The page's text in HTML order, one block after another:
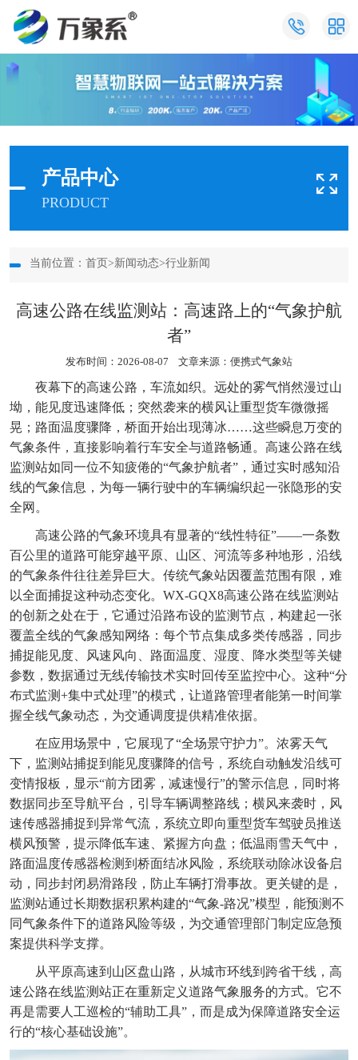
产品中心
PRODUCT
当前位置： 首页 >新闻动态>行业新闻
高速公路在线监测站：高速路上的“气象护航
者”
发布时间：2026-08-07 文章来源： 便携式气象站
夜幕下的高速公路，车流如织。远处的雾气悄然漫过山
坳，能见度迅速降低；突然袭来的横风让重型货车微微摇
晃；路面温度骤降，桥面开始出现薄冰……这些瞬息万变的
气象条件，直接影响着行车安全与道路畅通。 高速公路在线
监测站如同一位不知疲倦的“气象护航者”，通过实时感知沿
线的气象信息，为每一辆行驶中的车辆编织起一张隐形的安
全网。
高速公路的气象环境具有显著的“线性特征”——一条数
百公里的道路可能穿越平原、山区、河流等多种地形，沿线
的气象条件往往差异巨大。传统气象站因覆盖范围有限，难
以全面捕捉这种动态变化。WX-GQX8高速公路在线监测站
的创新之处在于，它通过沿路布设的监测节点，构建起一张
覆盖全线的气象感知网络：每个节点集成多类传感器，同步
捕捉能见度、风速风向、路面温度、湿度、降水类型等关键
参数，数据通过无线传输技术实时回传至监控中心。这种“分
布式监测+集中式处理”的模式，让道路管理者能第一时间掌
握全线气象动态，为交通调度提供精准依据。
在应用场景中，它展现了“全场景守护力”。浓雾天气
下，监测站捕捉到能见度骤降的信号，系统自动触发沿线可
变情报板，显示“前方团雾，减速慢行”的警示信息，同时将
数据同步至导航平台，引导车辆调整路线；横风来袭时，风
速传感器捕捉到异常气流，系统立即向重型货车驾驶员推送
横风预警，提示降低车速、紧握方向盘；低温雨雪天气中，
路面温度传感器检测到桥面结冰风险，系统联动除冰设备启
动，同步封闭易滑路段，防止车辆打滑事故。更关键的是，
监测站通过长期数据积累构建的“气象-路况”模型，能预测不
同气象条件下的道路风险等级，为交通管理部门制定应急预
案提供科学支撑。
从平原高速到山区盘山路，从城市环线到跨省干线，高
速公路在线监测站正在重新定义道路气象服务的方式。它不
再是需要人工巡检的“辅助工具”，而是成为保障道路安全运
行的“核心基础设施”。